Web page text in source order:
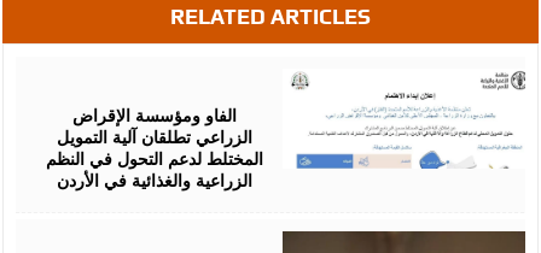
RELATED ARTICLES
الفاو ومؤسسة الإقراض
الزراعي تطلقان آلية التمويل
المختلط لدعم التحول في النظم
الزراعية والغذائية في الأردن